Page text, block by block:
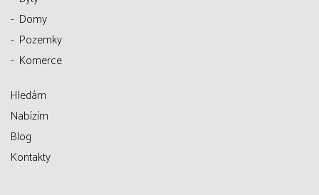
Domy
Pozemky
Komerce
Hledám
Nabízím
Blog
Kontakty